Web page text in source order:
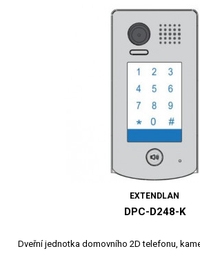
EXTENDLAN
DPC-D248-K
Dveřní jednotka domovního 2D telefonu,